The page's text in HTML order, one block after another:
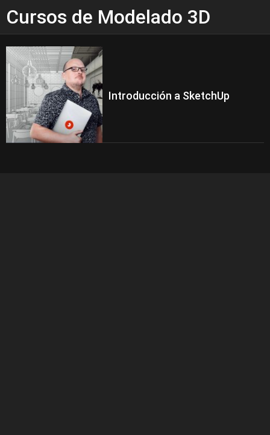
Cursos de Modelado 3D
Introducción a SketchUp